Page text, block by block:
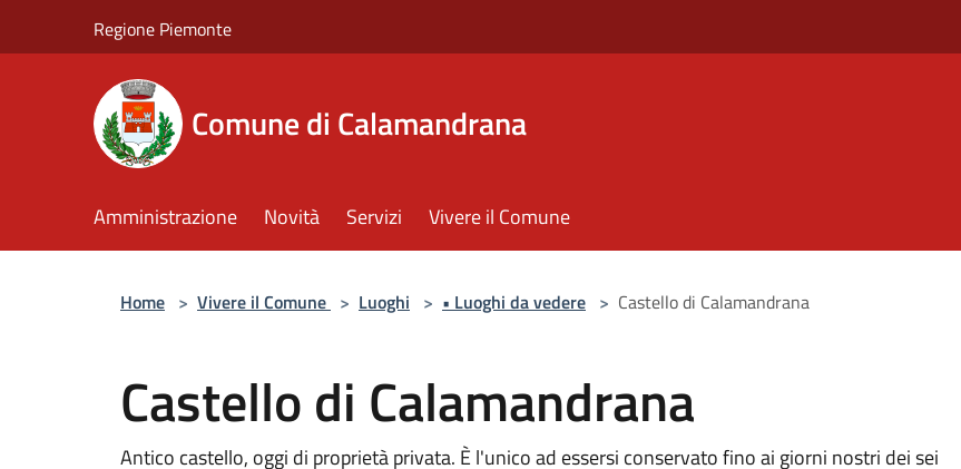
Regione Piemonte
Comune di Calamandrana
Amministrazione Novità Servizi Vivere il Comune
Home > Vivere il Comune > Luoghi > • Luoghi da vedere > Castello di Calamandrana
Castello di Calamandrana
Antico castello, oggi di proprietà privata. È l'unico ad essersi conservato fino ai giorni nostri dei sei